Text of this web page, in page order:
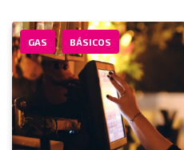
GAS BÁSICOS